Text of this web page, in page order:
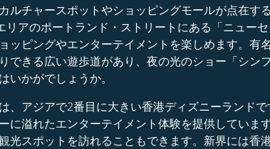
ルチャースポットやショッピングモールが点在
リアのポートランド・ストリートにある「ニュー
ッピングやエンターテイメントを楽しめます。
できる広い遊歩道があり、夜の光のショー「シ
かがでしょうか。
、アジアで2番目に大きい香港ディズニーランド
に溢れたエンターテイメント体験を提供してい
光スポットを訪れることもできます。新界には